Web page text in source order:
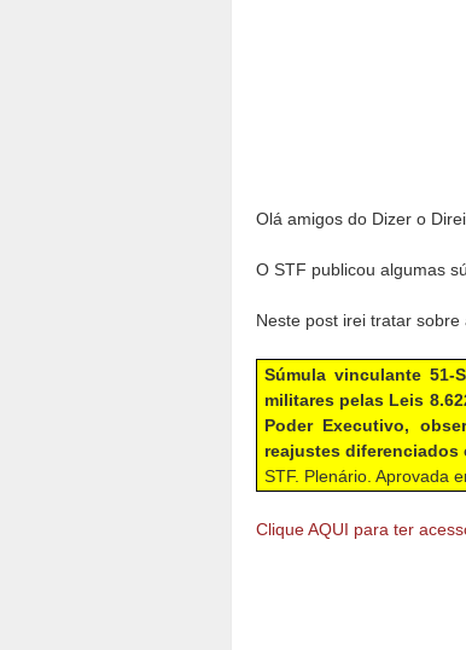
Olá amigos do Dizer o
O STF publicou algumas
Neste post irei tratar
Súmula vinculante 51-
militares pelas Leis
Poder Executivo,
reajustes
STF. Plenário. Aprovada
Clique AQUI para ter